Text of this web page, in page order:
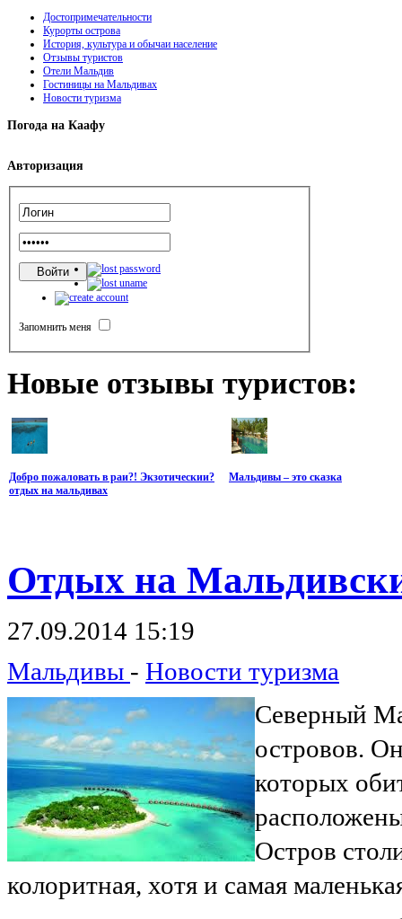
Достопримечательности
Курорты острова
История, культура и обычаи население
Отзывы туристов
Отели Мальдив
Гостиницы на Мальдивах
Новости туризма
Погода на Каафу
Авторизация
Запомнить меня
Новые отзывы туристов:
Добро пожаловать в раи?! Экзотическии?
отдых на мальдивах
Мальдивы – это сказка
Отдых на
27.09.2014 15:19
Мальдивы - Новости туризма
Северный
островов.
которых
Остров
колоритная, хотя и самая